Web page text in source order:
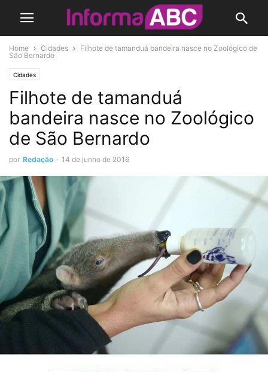
Home Cidades
Filhote de tamanduá bandeira nasce no Zoológico de
São Bernardo
Cidades
Filhote de tamanduá
bandeira nasce no Zoológico
de São Bernardo
por Redação - 14 de junho de 2016